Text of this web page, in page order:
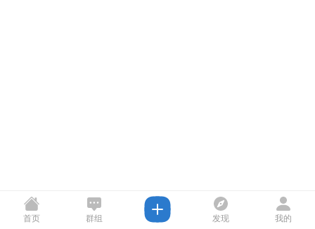
首页 群组 发现 我的